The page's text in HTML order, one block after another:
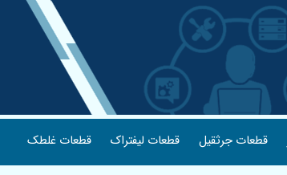
قطعات جرثقیل قطعات لیفتراک قطعات غلطک